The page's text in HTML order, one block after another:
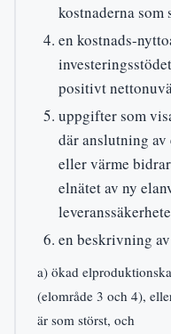
kostnaderna som
en kostnads-
positivt
uppgifter som
där anslutning
eller värme
elnätet av ny
en beskrivning
a) ökad
(elområde 3 och 4),
är som störst, och